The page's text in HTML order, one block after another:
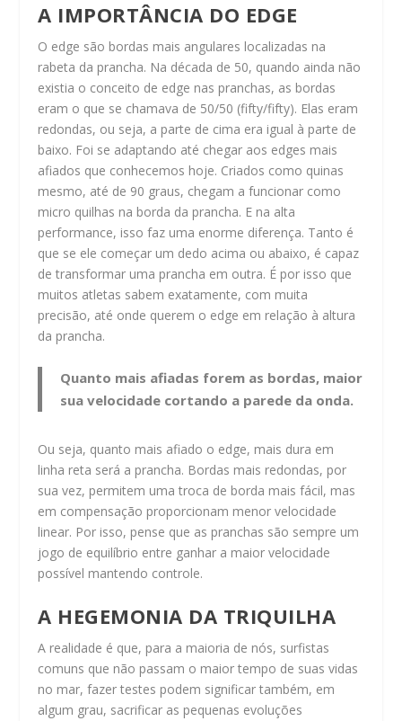
A IMPORTÂNCIA DO EDGE
O edge são bordas mais angulares localizadas na
rabeta da prancha. Na década de 50, quando ainda não
existia o conceito de edge nas pranchas, as bordas
eram o que se chamava de 50/50 (fifty/fifty). Elas eram
redondas, ou seja, a parte de cima era igual à parte de
baixo. Foi se adaptando até chegar aos edges mais
afiados que conhecemos hoje. Criados como quinas
mesmo, até de 90 graus, chegam a funcionar como
micro quilhas na borda da prancha. E na alta
performance, isso faz uma enorme diferença. Tanto é
que se ele começar um dedo acima ou abaixo, é capaz
de transformar uma prancha em outra. É por isso que
muitos atletas sabem exatamente, com muita
precisão, até onde querem o edge em relação à altura
da prancha.
Quanto mais afiadas forem as bordas, maior
sua velocidade cortando a parede da onda.
Ou seja, quanto mais afiado o edge, mais dura em
linha reta será a prancha. Bordas mais redondas, por
sua vez, permitem uma troca de borda mais fácil, mas
em compensação proporcionam menor velocidade
linear. Por isso, pense que as pranchas são sempre um
jogo de equilíbrio entre ganhar a maior velocidade
possível mantendo controle.
A HEGEMONIA DA TRIQUILHA
A realidade é que, para a maioria de nós, surfistas
comuns que não passam o maior tempo de suas vidas
no mar, fazer testes podem significar também, em
algum grau, sacrificar as pequenas evoluções